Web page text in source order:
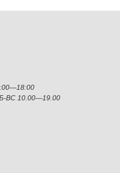
ВС 10.00—19.00